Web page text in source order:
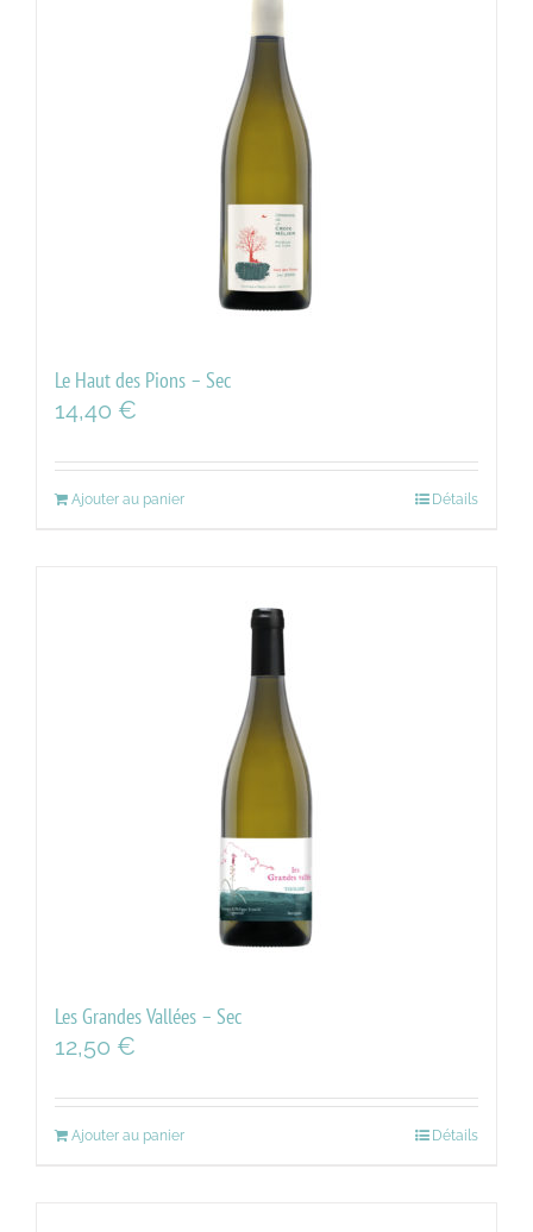
Le Haut des Pions – Sec
14,40 €
Ajouter au panier Détails
Les Grandes Vallées – Sec
12,50 €
Ajouter au panier Détails